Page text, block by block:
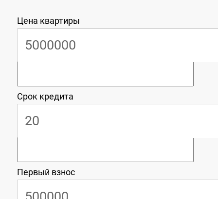
Цена квартиры
Срок кредита
Первый взнос